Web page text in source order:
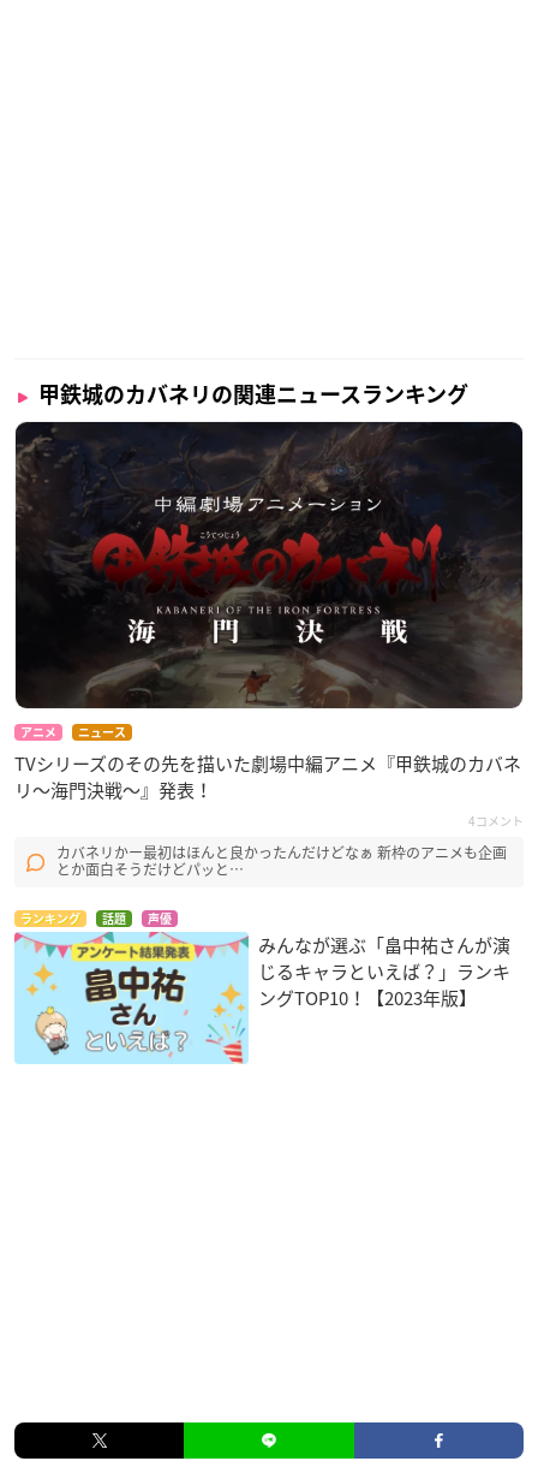
甲鉄城のカバネリの関連ニュースランキング
アニメ ニュース
TVシリーズのその先を描いた劇場中編アニメ『甲鉄城のカバネ
リ〜海門決戦〜』発表！
4コメント
カバネリかー最初はほんと良かったんだけどなぁ 新枠のアニメも企画
とか面白そうだけどパッと…
ランキング 話題 声優
みんなが選ぶ「畠中祐さんが演
じるキャラといえば？」ランキ
ングTOP10！【2023年版】